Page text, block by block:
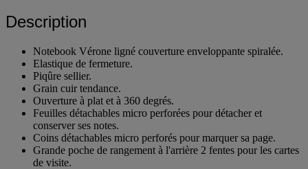
Description
Notebook Vérone ligné couverture enveloppante spiralée.
Elastique de fermeture.
Piqûre sellier.
Grain cuir tendance.
Ouverture à plat et à 360 degrés.
Feuilles détachables micro perforées pour détacher et
conserver ses notes.
Coins détachables micro perforés pour marquer sa page.
Grande poche de rangement à l'arrière 2 fentes pour les cartes
de visite.